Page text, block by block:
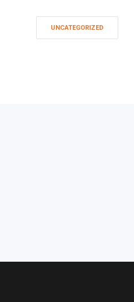
UNCATEGORIZED